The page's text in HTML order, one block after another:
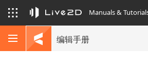
Manuals &
编辑手册